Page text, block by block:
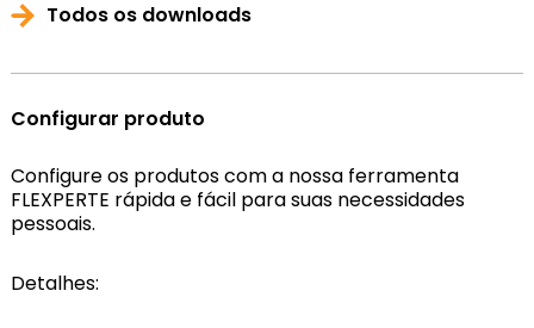
Todos os downloads
Configurar produto
Configure os produtos com a nossa ferramenta
FLEXPERTE rápida e fácil para suas necessidades
pessoais.
Detalhes: